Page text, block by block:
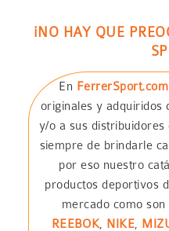
¡NO HAY QUE
En FerrerSport.com
originales y adquiridos
y/o a sus
siempre de brindarle
por eso nuestro
productos deportivos
mercado como son
REEBOK, NIKE,